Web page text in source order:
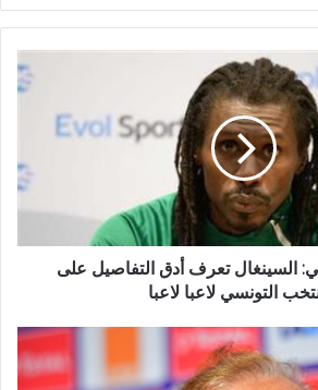
السينغال تعرف أدق التفاصيل على
التونسي لاعبا لاعبا